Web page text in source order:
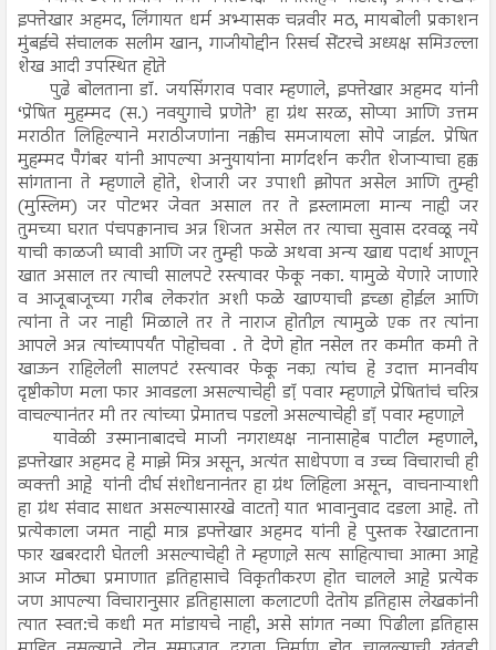
इफ्तेखार अहमद, लिंगायत धर्म अभ्यासक चन्नवीर मठ, मायबोली प्रकाशन
मुंबईचे संचालक सलीम खान, गाजीयोद्दीन रिसर्च सेंटरचे अध्यक्ष समिउल्ला
शेख आदी उपस्थित होते़
पुढे बोलताना डॉ. जयसिंगराव पवार म्हणाले, इफ्तेखार अहमद यांनी
‘प्रेषित मुहम्मद (स.) नवयुगाचे प्रणेते’ हा ग्रंथ सरळ, सोप्या आणि उत्तम
मराठीत लिहिल्याने मराठीजणांना नक्कीच समजायला सोपे जाईल. प्रेषित
मुहम्मद पैगंबर यांनी आपल्या अनुयायांना मार्गदर्शन करीत शेजाऱ्याचा हक्क
सांगताना ते म्हणाले होते, शेजारी जर उपाशी झोपत असेल आणि तुम्ही
(मुस्लिम) जर पोटभर जेवत असाल तर ते इस्लामला मान्य नाही़ जर
तुमच्या घरात पंचपक्वानाच अन्न शिजत असेल तर त्याचा सुवास दरवळू नये
याची काळजी घ्यावी आणि जर तुम्ही फळे अथवा अन्य खाद्य पदार्थ आणून
खात असाल तर त्याची सालपटे रस्त्यावर फेकू नका. यामुळे येणारे जाणारे
व आजूबाजूच्या गरीब लेकरांत अशी फळे खाण्याची इच्छा होईल आणि
त्यांना ते जर नाही मिळाले तर ते नाराज होतील़ त्यामुळे एक तर त्यांना
आपले अन्न त्यांच्यापर्यंत पोहोचवा . ते देणे होत नसेल तर कमीत कमी ते
खाऊन राहिलेली सालपटं रस्त्यावर फेकू नका़ त्यांच हे उदात्त मानवीय
दृष्टीकोण मला फार आवडला असल्याचेही डॉ़ पवार म्हणाले़ प्रेषितांचं चरित्र
वाचल्यानंतर मी तर त्यांच्या प्रेमातच पडलो असल्याचेही डॉ़ पवार म्हणाले़
यावेळी उस्मानाबादचे माजी नगराध्यक्ष नानासाहेब पाटील म्हणाले,
इफ्तेखार अहमद हे माझे मित्र असून, अत्यंत साधेपणा व उच्च विचाराची ही
व्यक्ती आहे़ यांनी दीर्घ संशोधनानंतर हा ग्रंथ लिहिला असून, वाचनाऱ्याशी
हा ग्रंथ संवाद साधत असल्यासारखे वाटतो़ यात भावानुवाद दडला आहे. तो
प्रत्येकाला जमत नाही़ मात्र इफ्तेखार अहमद यांनी हे पुस्तक रेखाटताना
फार खबरदारी घेतली असल्याचेही ते म्हणाले़ सत्य साहित्याचा आत्मा आहे़
आज मोठ्या प्रमाणात इतिहासाचे विकृतीकरण होत चालले आहे़ प्रत्येक
जण आपल्या विचारानुसार इतिहासाला कलाटणी देतोय इतिहास लेखकांनी
त्यात स्वत:चे कधी मत मांडायचे नाही, असे सांगत नव्या पिढीला इतिहास